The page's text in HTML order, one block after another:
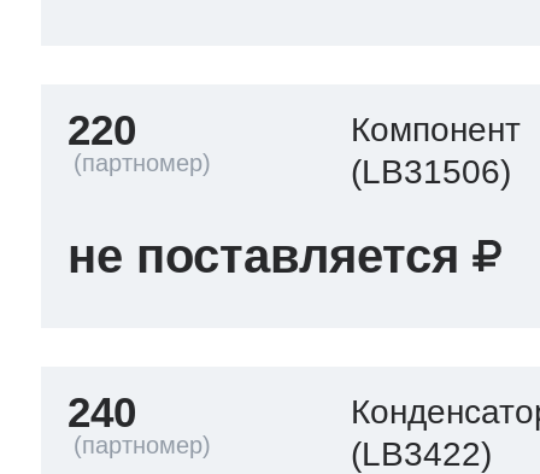
220
Компонент
(LB31506)
не поставляется
240
(LB3422)